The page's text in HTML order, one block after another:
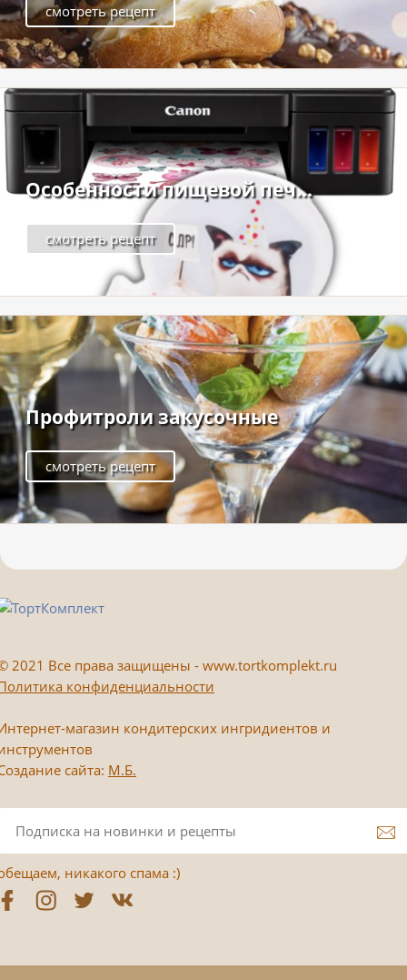
смотреть рецепт
Особенности пищевой печ...
смотреть рецепт
Профитроли закусочные
смотреть рецепт
2021 Все права защищены - www.tortkomplekt.ru
конфиденциальности
магазин кондитерских ингридиентов и
сайта: М.Б.
никакого спама :)